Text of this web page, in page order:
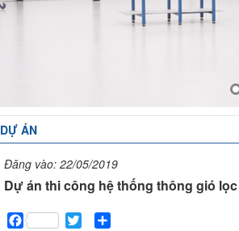
DỰ ÁN
Đăng vào: 22/05/2019
Dự án thi công hệ thống thông gió
FacebookTwitterShare